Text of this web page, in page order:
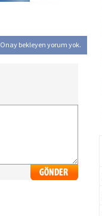
Onay bekleyen yorum yok.